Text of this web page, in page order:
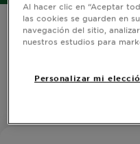
Al hacer clic en “Aceptar
las cookies se guarden en
navegación del sitio,
nuestros estudios para
Personalizar mi